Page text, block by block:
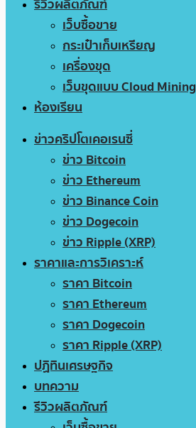
รีวิวผลิตภัณฑ์
เว็บซื้อขาย
กระเป๋าเก็บเหรียญ
เครื่องขุด
เว็บขุดแบบ Cloud Mining
ห้องเรียน
ข่าวคริปโตเคอเรนซี่
ข่าว Bitcoin
ข่าว Ethereum
ข่าว Binance Coin
ข่าว Dogecoin
ข่าว Ripple (XRP)
ราคาและการวิเคราะห์
ราคา Bitcoin
ราคา Ethereum
ราคา Dogecoin
ราคา Ripple (XRP)
ปฏิทินเศรษฐกิจ
บทความ
รีวิวผลิตภัณฑ์